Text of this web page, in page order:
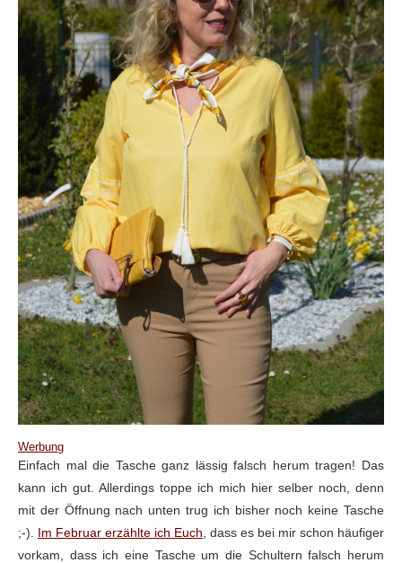
Werbung
Einfach mal die Tasche ganz lässig falsch herum tragen! Das
kann ich gut. Allerdings toppe ich mich hier selber noch, denn
mit der Öffnung nach unten trug ich bisher noch keine Tasche
;-). Im Februar erzählte ich Euch , dass es bei mir schon häufiger
vorkam, dass ich eine Tasche um die Schultern falsch herum